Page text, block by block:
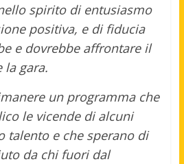
spirito di entusiasmo
positiva, e di fiducia
e dovrebbe affrontare il
la gara.
un programma che
le vicende di alcuni
talento e che sperano di
da chi fuori dal